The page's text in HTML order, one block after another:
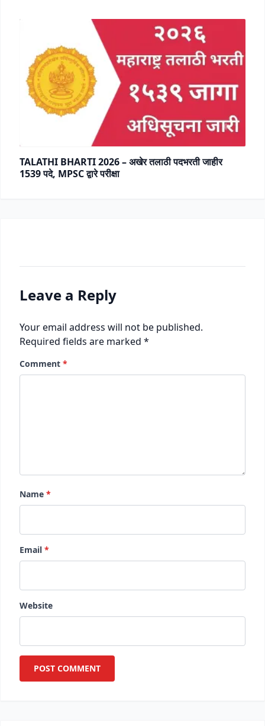
TALATHI BHARTI 2026 – अखेर तलाठी पदभरती जाहीर
1539 पदे, MPSC द्वारे परीक्षा
Leave a Reply
Your email address will not be published.
Required fields are marked *
Comment *
Name *
Email *
Website